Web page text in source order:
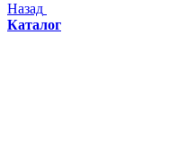
Назад
Каталог